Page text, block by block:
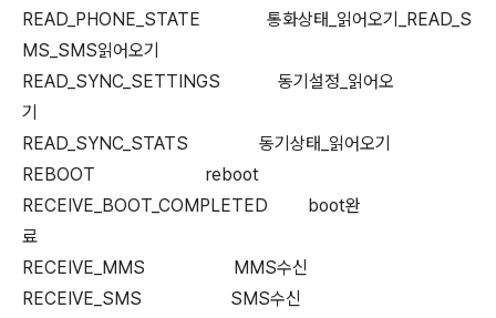
READ_PHONE_STATE 통화상태_읽어오기_READ_S
MS_SMS읽어오기
READ_SYNC_SETTINGS 동기설정_읽어오
기
READ_SYNC_STATS 동기상태_읽어오기
REBOOT reboot
RECEIVE_BOOT_COMPLETED boot완
료
RECEIVE_MMS MMS수신
RECEIVE_SMS SMS수신